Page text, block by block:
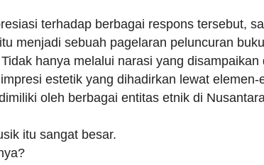
terhadap berbagai respons tersebut,
menjadi sebuah pagelaran peluncuran
hanya melalui narasi yang disampaikan
estetik yang dihadirkan lewat elemen-
oleh berbagai entitas etnik di
itu sangat besar.